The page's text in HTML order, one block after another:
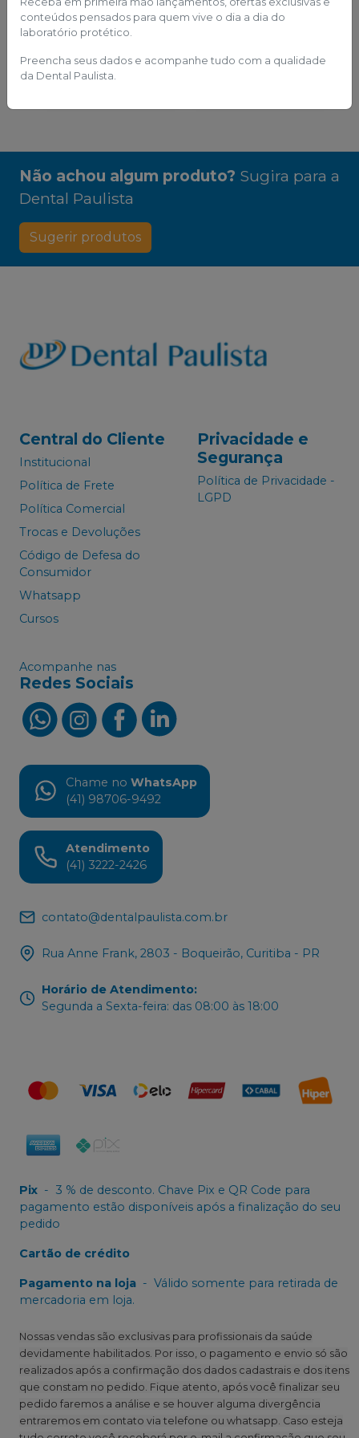
Esgotado
Comprar via
WhatsApp
Adicionar ao
Comprar via
Não achou algum produto? Sugira para a
Dental Paulista
Sugerir produtos
Central do Cliente
Institucional
Política de Frete
Política Comercial
Trocas e Devoluções
Código de Defesa do
Consumidor
Whatsapp
Cursos
Privacidade e
Segurança
Política de Privacidade -
LGPD
Acompanhe nas
Redes Sociais
Chame no WhatsApp
(41) 98706-9492
Atendimento
(41) 3222-2426
contato@dentalpaulista.com.br
Rua Anne Frank, 2803 - Boqueirão, Curitiba - PR
Horário de Atendimento:
Segunda a Sexta-feira: das 08:00 às 18:00
Pix - 3 % de desconto. Chave Pix e QR Code para
pagamento estão disponíveis após a finalização do seu
pedido
Cartão de crédito
Pagamento na loja - Válido somente para retirada de
mercadoria em loja.
Nossas vendas são exclusivas para profissionais da saúde
devidamente habilitados. Por isso, o pagamento e envio só são
realizados após a confirmação dos dados cadastrais e dos itens
que constam no pedido. Fique atento, após você finalizar seu
pedido faremos a análise e se houver alguma divergência
entraremos em contato via telefone ou whatsapp. Caso esteja
conteúdos pensados para quem vive o dia a dia do
laboratório protético.
Preencha seus dados e acompanhe tudo com a qualidade
da Dental Paulista.